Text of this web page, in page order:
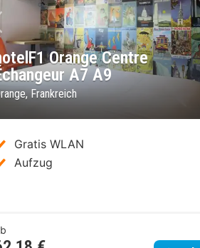
Bild
Vorheriges Bild
Orange Centre
A7 A9
Frankreich
Gratis WLAN
Aufzug